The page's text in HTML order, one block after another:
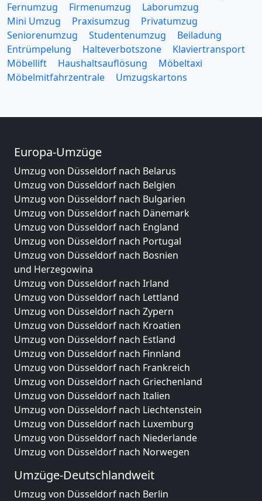
Fernumzug
Firmenumzug
Laborumzug
Mini Umzug
Praxisumzug
Privatumzug
Seniorenumzug
Studentenumzug
Beiladung
Entrümpelung
Halteverbotszone
Klaviertransport
Möbellift
Haushaltsauflösung
Möbeltaxi
Möbelmitfahrzentrale
Umzugskartons
Europa-Umzüge
Umzug von Düsseldorf nach Belarus
Umzug von Düsseldorf nach Belgien
Umzug von Düsseldorf nach Bulgarien
Umzug von Düsseldorf nach Dänemark
Umzug von Düsseldorf nach England
Umzug von Düsseldorf nach Portugal
Umzug von Düsseldorf nach Bosnien
und Herzegowina
Umzug von Düsseldorf nach Irland
Umzug von Düsseldorf nach Lettland
Umzug von Düsseldorf nach Zypern
Umzug von Düsseldorf nach Kroatien
Umzug von Düsseldorf nach Estland
Umzug von Düsseldorf nach Finnland
Umzug von Düsseldorf nach Frankreich
Umzug von Düsseldorf nach Griechenland
Umzug von Düsseldorf nach Italien
Umzug von Düsseldorf nach Liechtenstein
Umzug von Düsseldorf nach Luxemburg
Umzug von Düsseldorf nach Niederlande
Umzug von Düsseldorf nach Norwegen
Umzüge-Deutschlandweit
Umzug von Düsseldorf nach Berlin